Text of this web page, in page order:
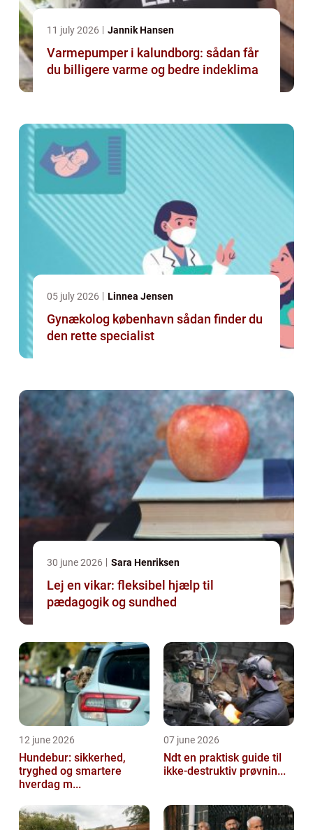
11 july 2026 Jannik Hansen
Varmepumper i kalundborg: sådan får
du billigere varme og bedre indeklima
05 july 2026 Linnea Jensen
Gynækolog københavn sådan finder du
den rette specialist
30 june 2026 Sara Henriksen
Lej en vikar: fleksibel hjælp til
pædagogik og sundhed
12 june 2026
Hundebur: sikkerhed,
tryghed og smartere
hverdag m...
07 june 2026
Ndt en praktisk guide til
ikke-destruktiv prøvnin...